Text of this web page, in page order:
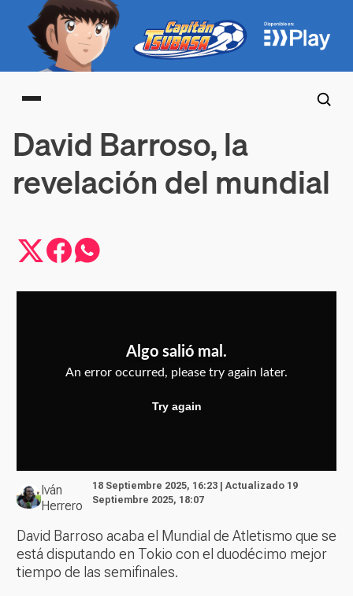
Main menu
David Barroso, la
revelación del mundial
Iván
Herrero
18 Septiembre 2025, 16:23 | Actualizado 19
Septiembre 2025, 18:07
David Barroso acaba el Mundial de Atletismo que se
está disputando en Tokio con el duodécimo mejor
tiempo de las semifinales.